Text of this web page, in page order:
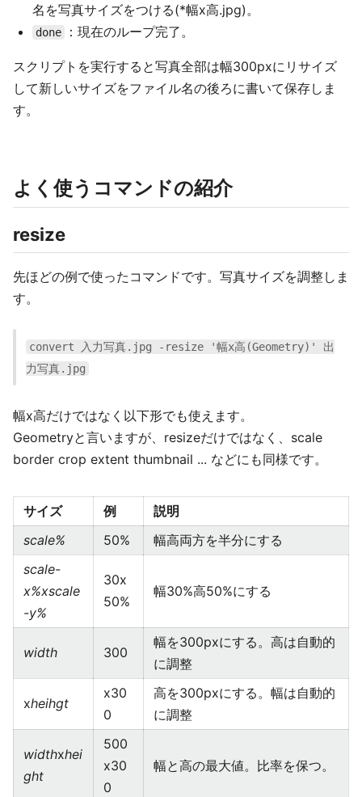
名を写真サイズをつける(*幅x高.jpg)。
done ：現在のループ完了。
スクリプトを実行すると写真全部は幅300pxにリサイズ
して新しいサイズをファイル名の後ろに書いて保存しま
す。
よく使うコマンドの紹介
resize
先ほどの例で使ったコマンドです。写真サイズを調整しま
す。
convert 入力写真.jpg -resize '幅x高(Geometry)' 出
力写真.jpg
幅x高だけではなく以下形でも使えます。
Geometryと言いますが、resizeだけではなく、scale
border crop extent thumbnail ... などにも同様です。
サイズ 例
説明
scale%
50%
幅高両方を半分にする
scale-
x%xscale
-y%
30x
50%
幅30%高50%にする
width 300
幅を300pxにする。高は自動的
に調整
xheihgt
x30
0
高を300pxにする。幅は自動的
に調整
widthxhei
ght
500
x30
0
幅と高の最大値。比率を保つ。